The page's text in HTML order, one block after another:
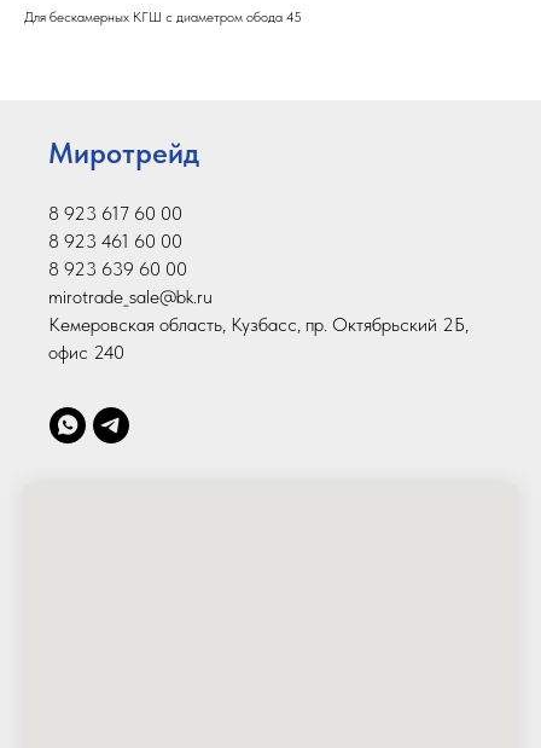
Для бескамерных КГШ с диаметром обода 45
Миротрейд
8 923 617 60 00
8 923 461 60 00
8 923 639 60 00
mirotrade_sale@bk.ru
Кемеровская область, Кузбасс, пр. Октябрьский 2Б,
офис 240